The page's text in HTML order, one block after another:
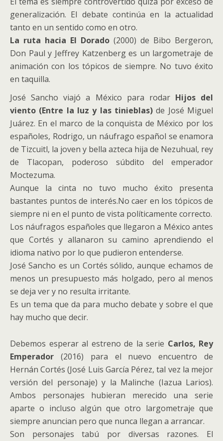
generalización. El debate continúa en la actualidad
tanto en un sentido como en otro.
La ruta hacia El Dorado (2000) de Bibo Bergeron,
Don Paul y Jeffrey Katzenberg es un largometraje de
animación con los tópicos de siempre. No tuvo éxito
en taquilla.
José Sancho viajó a México para rodar Hijos del
viento (Entre la luz y las tinieblas)de José Miguel
Juárez. En el marco de la conquista de México por los
españoles, Rodrigo, un náufrago español se enamora
de Tizcuitl, la joven y bella azteca hija de Nezuhual, rey
de Tlacopan, poderoso súbdito del emperador
Moctezuma.
Aunque la cinta no tuvo mucho éxito presenta
bastantes puntos de interés.No caer en los tópicos de
siempre ni en el punto de vista políticamente correcto.
Los náufragos españoles que llegaron a México antes
que Cortés y allanaron su camino aprendiendo el
idioma nativo por lo que pudieron entenderse.
José Sancho es un Cortés sólido, aunque echamos de
menos un presupuesto más holgado, pero al menos
se deja ver y no resulta irritante.
Es un tema que da para mucho debate y sobre el que
hay mucho que decir.
Debemos esperar al estreno de la serie Carlos, Rey
Emperador (2016) para el nuevo encuentro de
Hernán Cortés (José Luis García Pérez, tal vez la mejor
versión del personaje) y la Malinche (Iazua Larios).
Ambos personajes hubieran merecido una serie
aparte o incluso algún que otro largometraje que
siempre anuncian pero que nunca llegan a arrancar.
Son personajes tabú por diversas razones. El